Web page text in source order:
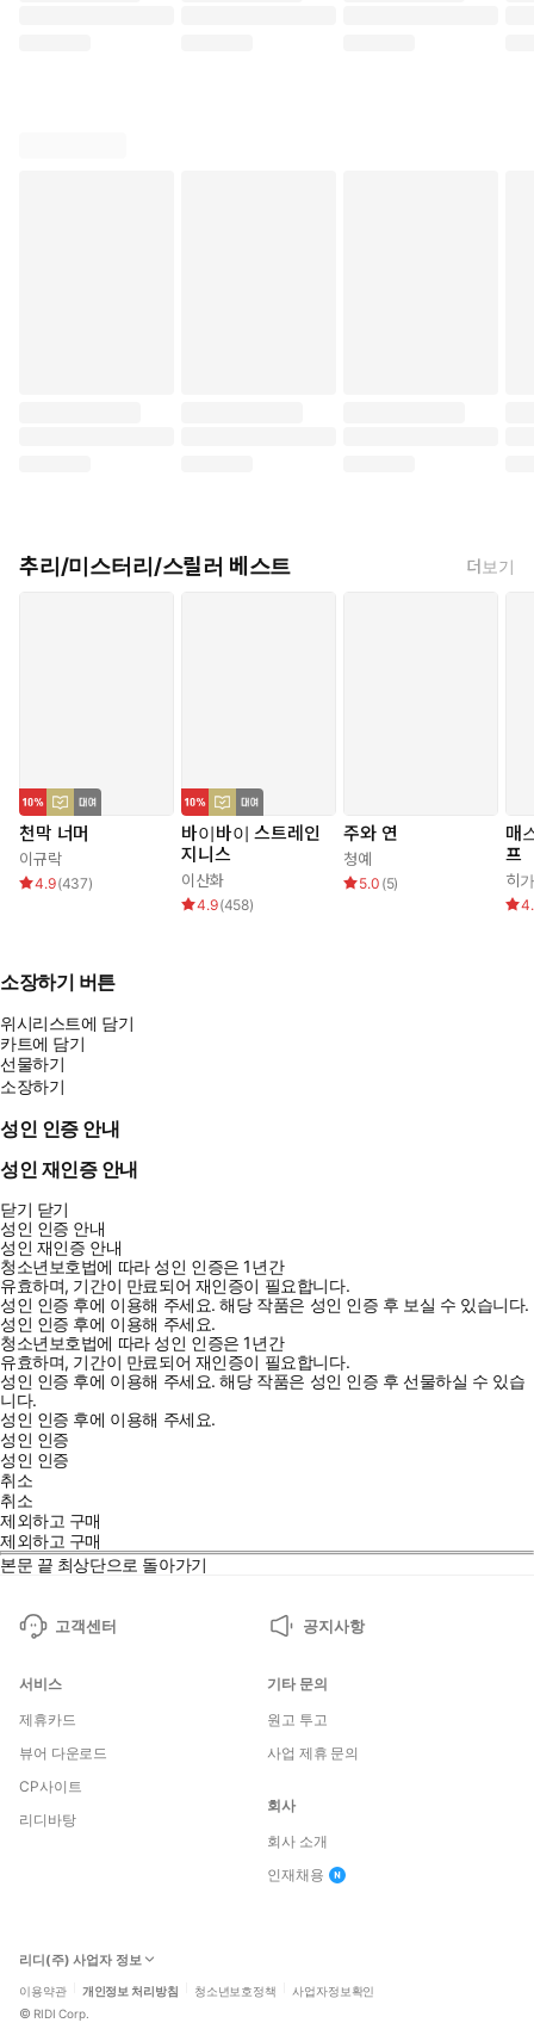
추리/미스터리/스릴러 베스트 더보기
천막 너머
이규락
4.9(437)
바이바이 스트레인
지니스
이산화
4.9(458)
주와 연
청예
5.0 (5)
매
프
히
소장하기 버튼
위시리스트에 담기
카트에 담기
선물하기
소장하기
성인 인증 안내
성인 재인증 안내
닫기 닫기
성인 인증 안내
성인 재인증 안내
청소년보호법에 따라 성인 인증은 1년간
유효하며, 기간이 만료되어 재인증이 필요합니다.
성인 인증 후에 이용해 주세요.해당 작품은 성인 인증 후 보실 수 있습니다.
성인 인증 후에 이용해 주세요.
청소년보호법에 따라 성인 인증은 1년간
유효하며, 기간이 만료되어 재인증이 필요합니다.
성인 인증 후에 이용해 주세요.해당 작품은 성인 인증 후 선물하실 수 있습
니다.
성인 인증 후에 이용해 주세요.
성인 인증
성인 인증
취소
취소
제외하고 구매
제외하고 구매
본문 끝 최상단으로 돌아가기
고객센터 공지사항
서비스
제휴카드
뷰어 다운로드
CP사이트
리디바탕
기타 문의
원고 투고
사업 제휴 문의
회사
회사 소개
인재채용
리디(주) 사업자 정보
이용약관 개인정보 처리방침 청소년보호정책 사업자정보확인
© RIDI Corp.